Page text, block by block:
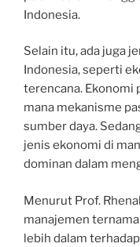
Indonesia.
Selain itu, ada juga
Indonesia, seperti
terencana. Ekonomi
mana mekanisme
sumber daya.
jenis ekonomi di
dominan dalam
Menurut Prof.
manajemen
lebih dalam